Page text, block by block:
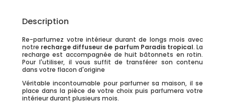
Description
Re-parfumez votre intérieur durant de longs mois avec
notre recharge diffuseur de parfum Paradis tropical. La
recharge est accompagnée de huit bâtonnets en rotin.
Pour l'utiliser, il vous suffit de transférer son contenu
dans votre flacon d'origine
Véritable incontournable pour parfumer sa maison, il se
place dans la pièce de votre choix puis parfumera votre
intérieur durant plusieurs mois.